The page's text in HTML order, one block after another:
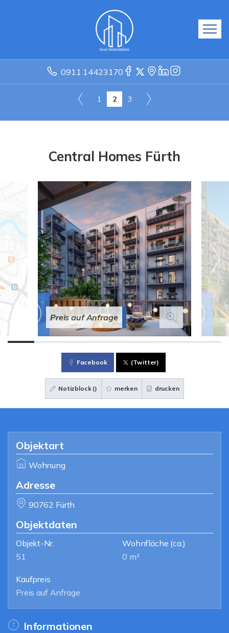
0911 14423170
1 2 3
Central Homes Fürth
Preis auf Anfrage
Facebook (Twitter)
Notizblock () merken drucken
Objektart
Wohnung
Adresse
90762 Fürth
Objektdaten
Objekt-Nr.
51
Wohnfläche (ca.)
0 m²
Kaufpreis
Preis auf Anfrage
Informationen